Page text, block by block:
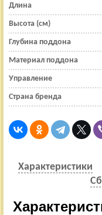
Длина
Высота (см)
Глубина поддона
Материал поддона
Управление
Страна бренда
Характеристики